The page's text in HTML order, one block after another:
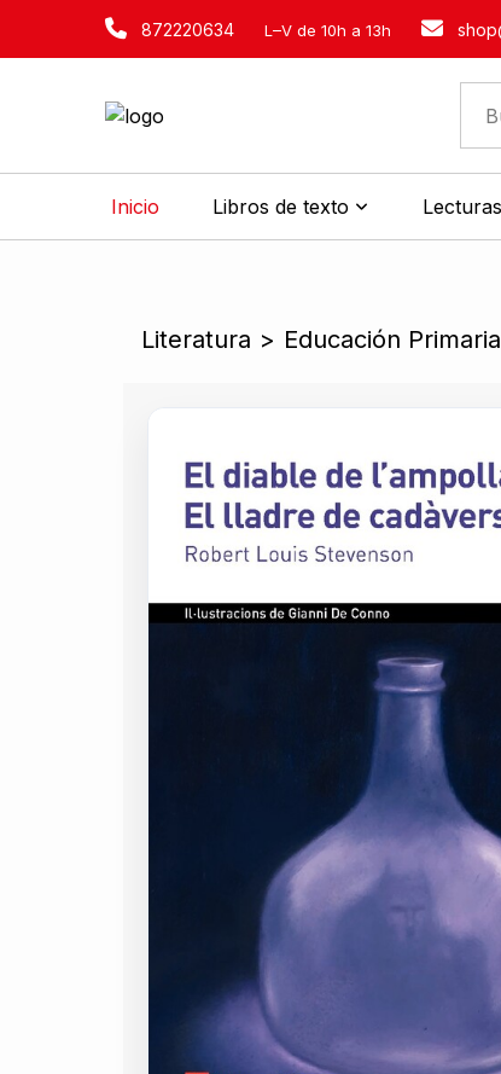
872220634 L–V de 10h a 13h
Inicio Libros de texto
Literatura > Educación Primaria